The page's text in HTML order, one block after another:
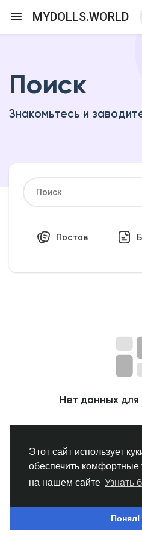
Этот сайт использует
обеспечить комфортные
на нашем сайте Узнать
Понял!
MYDOLLS.WORLD
Я организатор
Смотреть Базар
Популярные посты
Найти сообщения
Поиск
Знакомьтесь и
Постов
Нет данных